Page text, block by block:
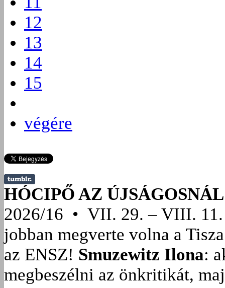
12
13
14
15
végére
HÓCIPŐ AZ ÚJSÁGOSNÁL
2026/16 • VII. 29. – VIII. 11.
jobban megverte volna a
az ENSZ! Smuzewitz Ilona:
megbeszélni az önkritikát,